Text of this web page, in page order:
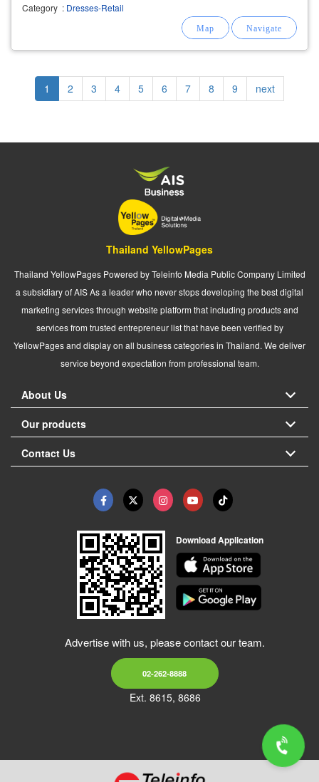
Category : Dresses-Retail
Pagination
Current
page
1 Page
2 Page
3 Page
4 Page
5 Page
6 Page
7 Page
8 Page
9
Next
page
next
Thailand YellowPages
Thailand YellowPages Powered by Teleinfo Media Public Company Limited
a subsidiary of AIS As a leader who never stops developing the best digital
marketing services through website platform that including products and
services from trusted entrepreneur list that have been verified by
YellowPages and display on all business categories in Thailand. We deliver
service beyond expectation from professional team.
About Us
Our products
Contact Us
Download Application
Advertise with us, please contact our team.
02-262-8888
Ext. 8615, 8686